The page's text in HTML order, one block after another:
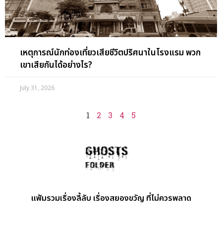
เหตุการณ์นักท่องเที่ยวเสียชีวิตปริศนาในโรงแรม พวก
เขาเสียกันได้อย่างไร?
July 31, 2026
1 2 3 4 5
แฟ้มรวมเรื่องลี้ลับ เรื่องสยองขวัญ ที่ไม่ควรพลาด